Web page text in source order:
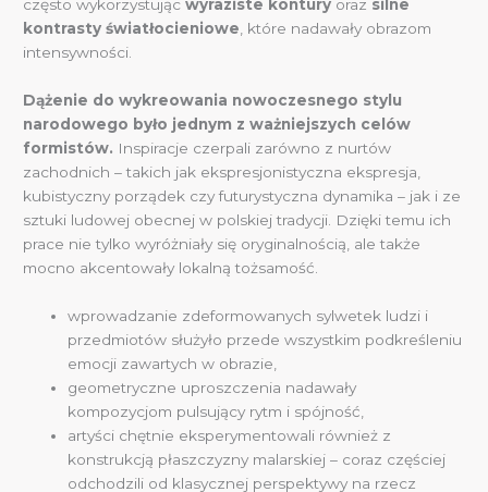
często wykorzystującwyraziste kontury oraz silne
kontrasty światłocieniowe , które nadawały obrazom
intensywności.
Dążenie do wykreowania nowoczesnego stylu
narodowego było jednym z ważniejszych celów
formistów. Inspiracje czerpali zarówno z nurtów
zachodnich – takich jak ekspresjonistyczna ekspresja,
kubistyczny porządek czy futurystyczna dynamika – jak i ze
sztuki ludowej obecnej w polskiej tradycji. Dzięki temu ich
prace nie tylko wyróżniały się oryginalnością, ale także
mocno akcentowały lokalną tożsamość.
wprowadzanie zdeformowanych sylwetek ludzi i
przedmiotów służyło przede wszystkim podkreśleniu
emocji zawartych w obrazie,
geometryczne uproszczenia nadawały
kompozycjom pulsujący rytm i spójność,
artyści chętnie eksperymentowali również z
konstrukcją płaszczyzny malarskiej – coraz częściej
odchodzili od klasycznej perspektywy na rzecz